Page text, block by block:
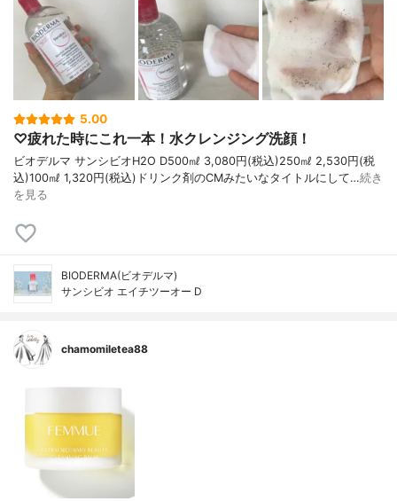
5.00
♡疲れた時にこれ一本！水クレンジング洗顔！
ビオデルマ サンシビオH2O D500㎖ 3,080円(税込)250㎖ 2,530円(税
込)100㎖ 1,320円(税込)ドリンク剤のCMみたいなタイトルにして…続き
を見る
BIODERMA(ビオデルマ)
サンシビオ エイチツーオー D
chamomiletea88